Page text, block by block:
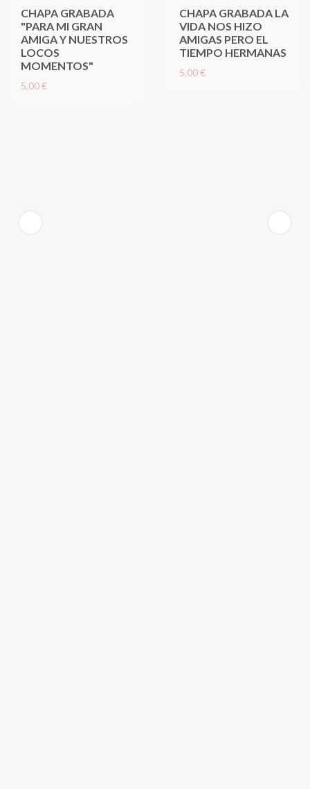
CHAPA GRABADA
"PARA MI GRAN
AMIGA Y NUESTROS
LOCOS
MOMENTOS"
5,00 €
CHAPA GRABADA LA
VIDA NOS HIZO
AMIGAS PERO EL
TIEMPO HERMANAS
5,00 €